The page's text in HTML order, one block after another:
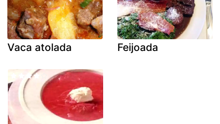
Vaca atolada Feijoada